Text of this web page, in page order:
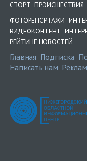
СПОРТ ПРОИСШЕСТВИЯ
ФОТОРЕПОРТАЖИ
ВИДЕОКОНТЕНТ
РЕЙТИНГ НОВОСТЕЙ
Главная Подписка
Написать нам